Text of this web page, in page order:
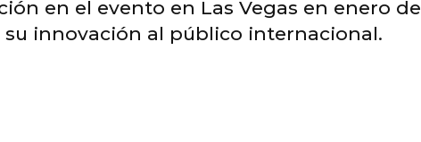
en el evento en Las Vegas en enero de
innovación al público internacional.